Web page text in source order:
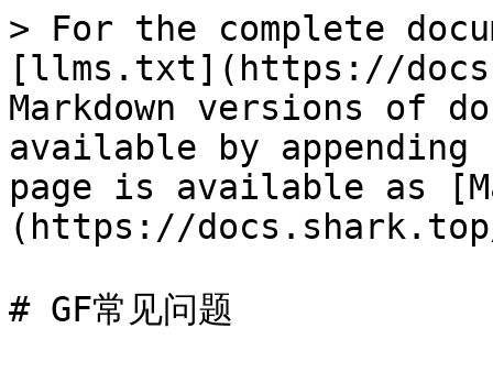
> For the complete
[llms.txt](https://
Markdown versions of
available by
page is available as
(https://
# GF常见问题